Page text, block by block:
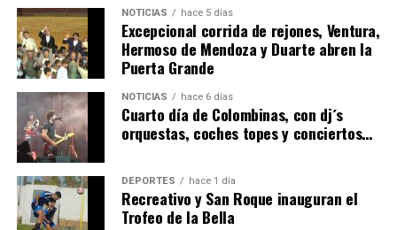
4º DÍA DE LAS FIESTAS COLOMBINAS 2026
hace 6 días Huelvatv
NOTICIAS hace 5 días
Excepcional corrida de rejones, Ventura,
Hermoso de Mendoza y Duarte abren la
Puerta Grande
NOTICIAS hace 6 días
Cuarto día de Colombinas, con dj´s
orquestas, coches topes y conciertos…
DEPORTES hace 1 día
Recreativo y San Roque inauguran el
Trofeo de la Bella